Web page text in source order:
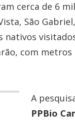
cerca de 6
São
nativos
com
A
PPBio